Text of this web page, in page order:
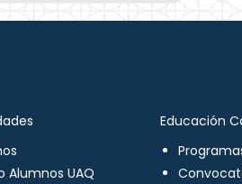
Alumnos UAQ
Educación